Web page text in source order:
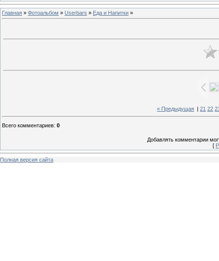
Главная » Фотоальбом » Userbars » Еда и Напитки »
« Предыдущая 21 22
Всего комментариев: 0
Добавлять комментарии
[
Полная версия сайта